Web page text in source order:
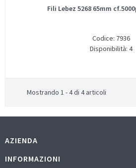
Fili Lebez 5268 65mm
Codice: 7936
Disponibilità: 4
Mostrando 1 - 4 di 4 articoli
AZIENDA
INFORMAZIONI